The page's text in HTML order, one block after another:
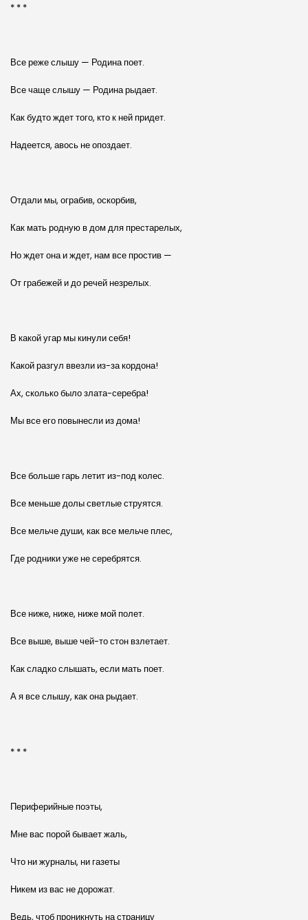
* * *
Все реже слышу — Родина поет.
Все чаще слышу — Родина рыдает.
Как будто ждет того, кто к ней придет.
Надеется, авось не опоздает.
Отдали мы, ограбив, оскорбив,
Как мать родную в дом для престарелых,
Но ждет она и ждет, нам все простив —
От грабежей и до речей незрелых.
В какой угар мы кинули себя!
Какой разгул ввезли из-за кордона!
Ах, сколько было злата-серебра!
Мы все его повынесли из дома!
Все больше гарь летит из-под колес.
Все меньше долы светлые струятся.
Все мельче души, как все мельче плес,
Где родники уже не серебрятся.
Все ниже, ниже, ниже мой полет.
Все выше, выше чей-то стон взлетает.
Как сладко слышать, если мать поет.
А я все слышу, как она рыдает.
* * *
Периферийные поэты,
Мне вас порой бывает жаль,
Что ни журналы, ни газеты
Никем из вас не дорожат.
Ведь, чтоб проникнуть на страницу